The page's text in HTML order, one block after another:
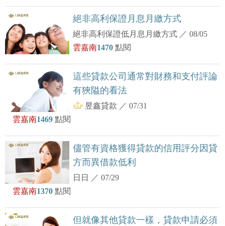
絕非高利保證月息月繳方式
絕非高利保證低月息月繳方式 ／08/05
雲嘉南1470點閱
這些貸款公司通常對財務和支付評論
有狹隘的看法
昱鑫貸款 ／07/31
雲嘉南1469 點閱
儘管有資格獲得貸款的信用評分因貸
方而異借款低利
日日 ／07/29
雲嘉南1370 點閱
但就像其他貸款一樣，貸款申請必須